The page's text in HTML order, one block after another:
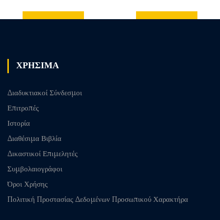
ΧΡΗΣΙΜΑ
Διαδυκτιακοί Σύνδεσμοι
Επιτροπές
Ιστορία
Διαθέσιμα Βιβλία
Δικαστικοί Επιμελητές
Συμβολαιογράφοι
Όροι Χρήσης
Πολιτική Προστασίας Δεδομένων Προσωπικού Χαρακτήρα